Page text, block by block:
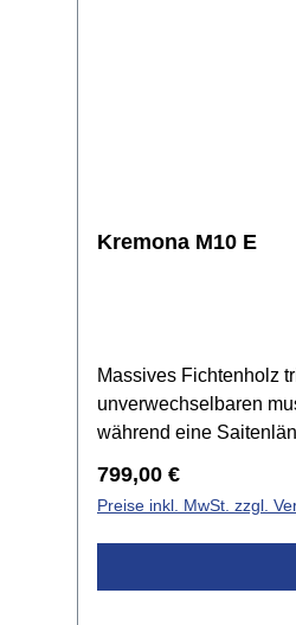
Kremona M10 E
Massives Fichtenholz
unverwechselbaren
während eine
Aussehen. Wie alle
MahagoniHals:
MattMechanik: Satin-
Regulärer Preis:
799,00 €
Preise inkl. MwSt. zzgl.